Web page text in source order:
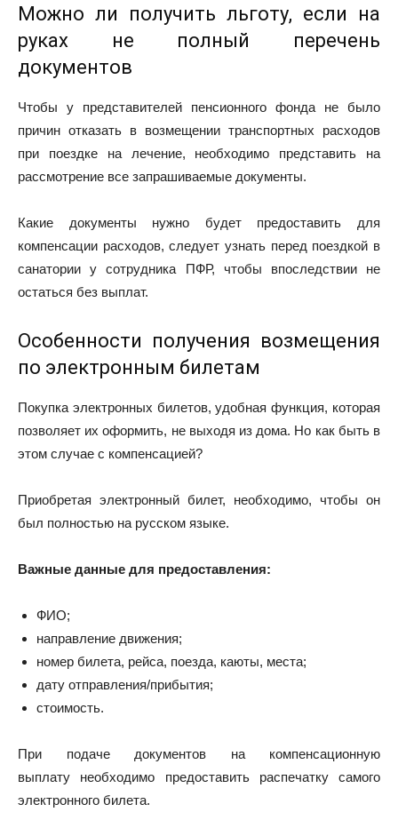
Можно ли получить льготу, если на
руках не полный перечень
документов
Чтобы у представителей пенсионного фонда не было
причин отказать в возмещении транспортных расходов
при поездке на лечение, необходимо представить на
рассмотрение все запрашиваемые документы.
Какие документы нужно будет предоставить для
компенсации расходов, следует узнать перед поездкой в
санатории у сотрудника ПФР, чтобы впоследствии не
остаться без выплат.
Особенности получения возмещения
по электронным билетам
Покупка электронных билетов, удобная функция, которая
позволяет их оформить, не выходя из дома. Но как быть в
этом случае с компенсацией?
Приобретая электронный билет, необходимо, чтобы он
был полностью на русском языке.
Важные данные для предоставления:
ФИО;
направление движения;
номер билета, рейса, поезда, каюты, места;
дату отправления/прибытия;
стоимость.
При подаче документов на компенсационную
выплату необходимо предоставить распечатку самого
электронного билета.